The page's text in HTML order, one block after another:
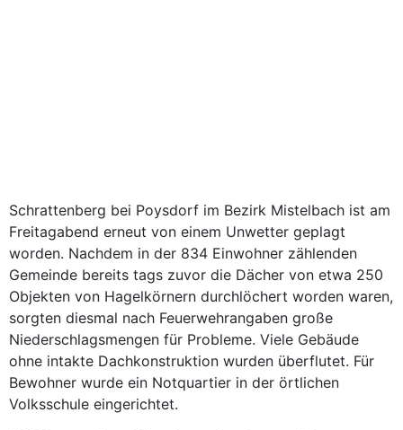
Schrattenberg bei Poysdorf im Bezirk Mistelbach ist am
Freitagabend erneut von einem Unwetter geplagt
worden. Nachdem in der 834 Einwohner zählenden
Gemeinde bereits tags zuvor die Dächer von etwa 250
Objekten von Hagelkörnern durchlöchert worden waren,
sorgten diesmal nach Feuerwehrangaben große
Niederschlagsmengen für Probleme. Viele Gebäude
ohne intakte Dachkonstruktion wurden überflutet. Für
Bewohner wurde ein Notquartier in der örtlichen
Volksschule eingerichtet.